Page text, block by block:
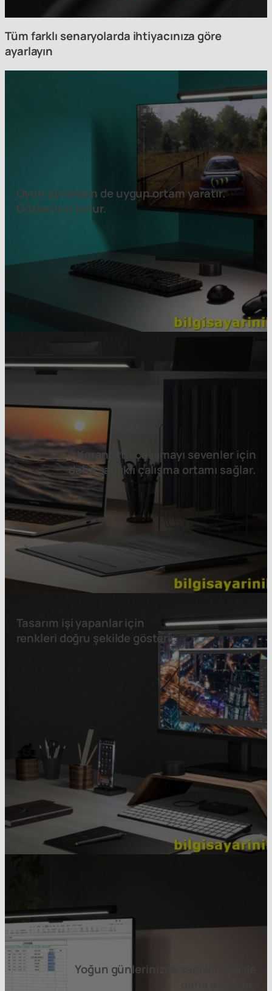
Tüm farklı senaryolarda ihtiyacınıza göre
ayarlayın
Oyun oynarken de uygun ortam yaratır.
Gözlerinizi korur.
Karanlıkta çalışmayı sevenler için
daha sağlıklı çalışma ortamı sağlar.
Tasarım işi yapanlar için
renkleri doğru şekilde gösterir.
Yoğun günlerinizde sağlıklı ışığı ile